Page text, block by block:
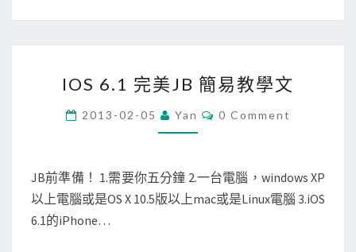
6.1
完
美
簡
易
IOS 6.1 完美JB 簡易教學文
2013-02-05 Yan Comments
0 Comment
JB前準備！ 1.需要你五分鐘 2.一台電腦，windows XP
以上電腦或是OS X 10.5版以上mac或是Linux電腦 3.iOS
6.1的iPhone…